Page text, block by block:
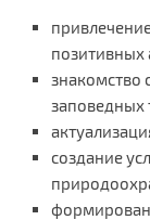
позитивных
знакомство
заповедных
создание